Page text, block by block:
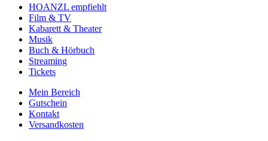
HOANZL empfiehlt
Film & TV
Kabarett & Theater
Musik
Buch & Hörbuch
Streaming
Tickets
Mein Bereich
Gutschein
Kontakt
Versandkosten